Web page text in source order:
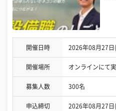
開催日時 2026年08月27日
開催場所 オンラインにて
募集人数 300名
申込締切 2026年08月27日